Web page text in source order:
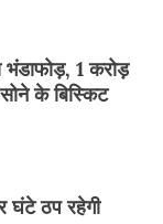
भंडाफोड़, 1 करोड़
के बिस्किट
घंटे ठप रहेगी